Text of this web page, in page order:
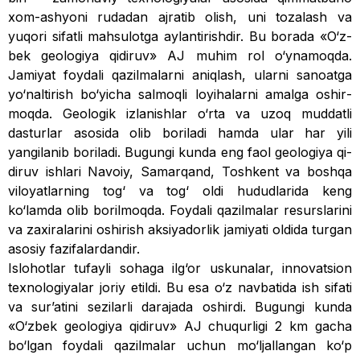
xom-ashyoni rudadan ajratib olish, uni tozalash va
yuqo­ri sifatli mahsulotga aylantirishdir. Bu borada «O‘z­
bek geologiya qidi­ruv» AJ muhim rol o‘ynamoqda.
Jamiyat foydali qazilma­larni aniqlash, ularni sanoatga
yo‘naltirish bo‘yicha salmoqli loyiha­larni amalga oshir­
moqda. Geologik izlanishlar o‘rta va uzoq muddatli
dasturlar asosida olib boriladi hamda ular har yili
yangilanib boriladi. Bugungi kunda eng faol geo­logiya qi­
diruv ishlari Navoiy, Samarqand, Toshkent va bosh­qa
viloyatlarning tog‘ va tog‘ oldi hudud­larida keng
ko‘lamda olib boril­moqda. Foydali qazilmalar resurslarini
va zaxiralarini oshirish aksiyadorlik jamiyati oldida turgan
asosiy fazifalardandir.
Islohotlar tufayli sohaga ilg‘or uskunalar, innovatsion
texnologiyalar joriy etildi. Bu esa o‘z navbatida ish sifati
va surʼatini sezilarli darajada oshirdi. Bugungi kunda
«O‘zbek geologiya qidiruv» AJ chu­qurligi 2 km gacha
bo‘lgan foydali qa­zilmalar uchun mo‘ljallangan ko‘p